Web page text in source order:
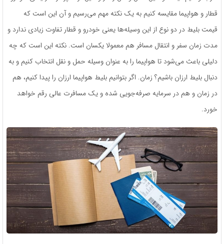
قطار و هواپیما مقایسه کنیم به یک نکته مهم می‌رسیم و آن این است که
قیمت بلیط در دو نوع از این وسیله‌ها یعنی خودرو و قطار تفاوت زیادی ندارد و
مدت زمان سفر و انتقال مسافر هم معمولا یکسان است. نکته این است که چه
دلیلی باعث می‌شود تا هواپیما را به عنوان وسیله حمل و نقل انتخاب کنیم و به
دنبال بلیط ارزان باشیم؟ زمان. اگر بتوانیم بلیط هواپیما ارزان را پیدا کنیم، هم
در زمان و هم در سرمایه صرفه‌جویی شده و یک مسافرت عالی رقم خواهد
خورد.